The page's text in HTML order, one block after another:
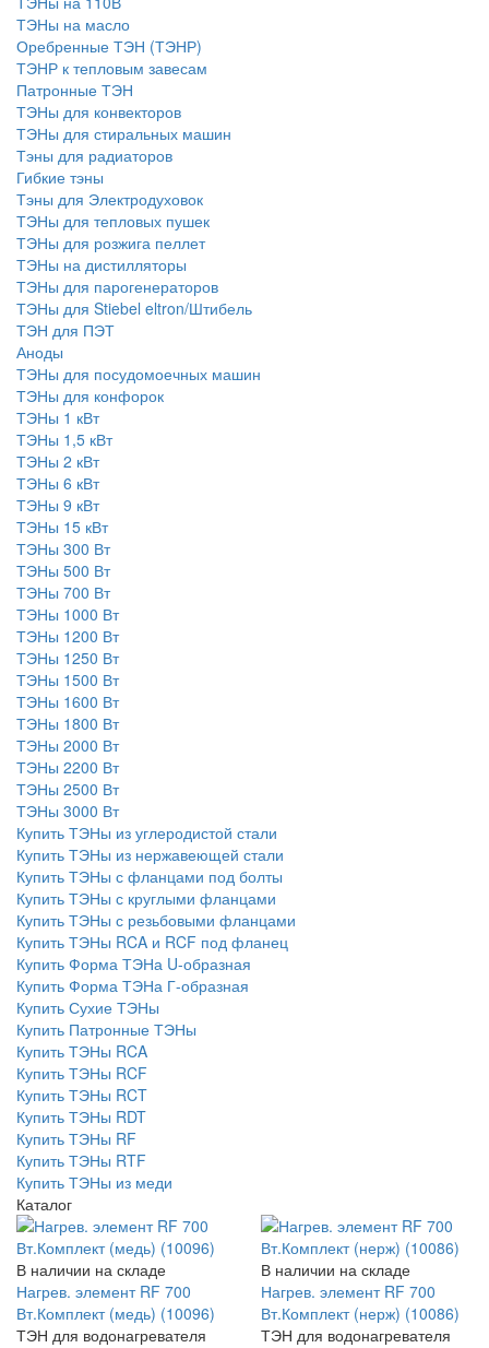
ТЭНы на масло
Оребренные ТЭН (ТЭНР)
ТЭНР к тепловым завесам
Патронные ТЭН
ТЭНы для конвекторов
ТЭНы для стиральных машин
Тэны для радиаторов
Гибкие тэны
Тэны для Электродуховок
ТЭНы для тепловых пушек
ТЭНы для розжига пеллет
ТЭНы на дистилляторы
ТЭНы для парогенераторов
ТЭНы для Stiebel eltron/Штибель
ТЭН для ПЭТ
Аноды
ТЭНы для посудомоечных машин
ТЭНы для конфорок
ТЭНы 1 кВт
ТЭНы 1,5 кВт
ТЭНы 2 кВт
ТЭНы 6 кВт
ТЭНы 9 кВт
ТЭНы 15 кВт
ТЭНы 300 Вт
ТЭНы 500 Вт
ТЭНы 700 Вт
ТЭНы 1000 Вт
ТЭНы 1200 Вт
ТЭНы 1250 Вт
ТЭНы 1500 Вт
ТЭНы 1600 Вт
ТЭНы 1800 Вт
ТЭНы 2000 Вт
ТЭНы 2200 Вт
ТЭНы 2500 Вт
ТЭНы 3000 Вт
Купить ТЭНы из углеродистой стали
Купить ТЭНы из нержавеющей стали
Купить ТЭНы с фланцами под болты
Купить ТЭНы с круглыми фланцами
Купить ТЭНы с резьбовыми фланцами
Купить ТЭНы RCA и RCF под фланец
Купить Форма ТЭНа U-образная
Купить Форма ТЭНа Г-образная
Купить Сухие ТЭНы
Купить Патронные ТЭНы
Купить ТЭНы RCA
Купить ТЭНы RCF
Купить ТЭНы RCT
Купить ТЭНы RDT
Купить ТЭНы RF
Купить ТЭНы RTF
Купить ТЭНы из меди
Каталог
В наличии на складе
Нагрев. элемент RF 700
Вт.Комплект (медь) (10096)
ТЭН для водонагревателя
В наличии на складе
Нагрев. элемент RF 700
Вт.Комплект (нерж) (10086)
ТЭН для водонагревателя